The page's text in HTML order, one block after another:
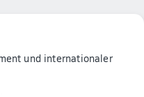
und internationaler